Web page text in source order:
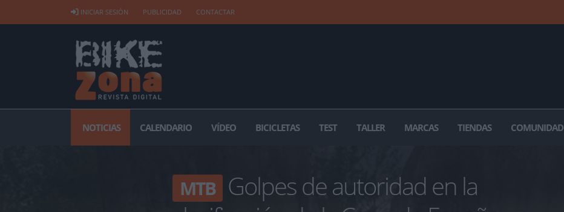
INICIAR SESIÓN PUBLICIDAD CONTACTAR
NOTICIAS CALENDARIO VÍDEO BICICLETAS TEST TALLER MARCAS TIENDAS COMUNIDAD
MTB Golpes de autoridad en la